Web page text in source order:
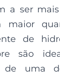
a ser
maior
de
são
de uma